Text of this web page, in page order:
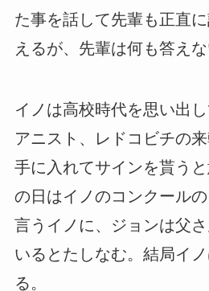
た事を話して先輩も正直
えるが、先輩は何も答えな
イノは高校時代を思い出
アニスト、レドコビチの
手に入れてサインを貰う
の日はイノのコンクール
言うイノに、ジョンは父
いるとたしなむ。結局イ
る。